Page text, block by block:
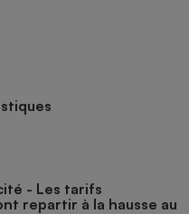
- Les tarifs
repartir à la hausse au